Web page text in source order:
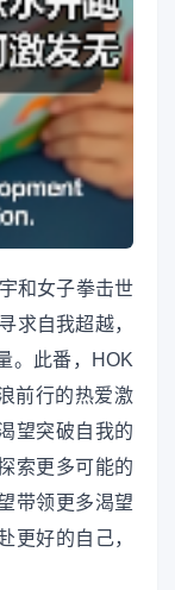
和女子拳击世
求自我超越，
。此番，HOK
前行的热爱激
望突破自我的
索更多可能的
带领更多渴望
更好的自己，